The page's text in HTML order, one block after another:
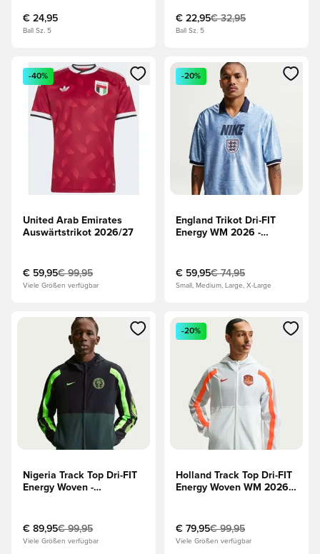
€ 24,95
Ball Sz. 5
€ 22,95€ 32,95
Ball Sz. 5
Öffnet ein Fenster zum Anmelden oder Registrieren als
-40%
United Arab Emirates
Auswärtstrikot 2026/27
€ 59,95€ 99,95
Viele Größen verfügbar
Öffnet ein Fenster zum
-20%
England Trikot Dri-FIT
Energy WM 2026 -
€ 59,95€ 74,95
Small, Medium, Large, X-Large
Öffnet ein Fenster zum Anmelden oder Registrieren als
Nigeria Track Top Dri-FIT
Energy Woven -
€ 89,95€ 99,95
Viele Größen verfügbar
Öffnet ein Fenster zum
-20%
Holland Track Top Dri-FIT
Energy Woven WM 2026 -
€ 79,95€ 99,95
Viele Größen verfügbar